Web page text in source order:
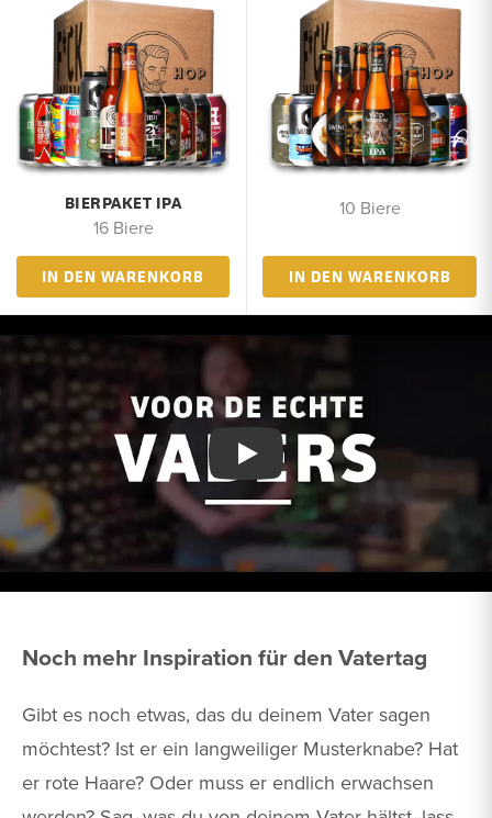
BIERPAKET IPA
16 Biere
IN DEN WARENKORB
10 Biere
IN DEN WARENKORB
Video afspelen
Noch mehr Inspiration für den Vatertag
Gibt es noch etwas, das du deinem Vater sagen
möchtest? Ist er ein langweiliger Musterknabe? Hat
er rote Haare? Oder muss er endlich erwachsen